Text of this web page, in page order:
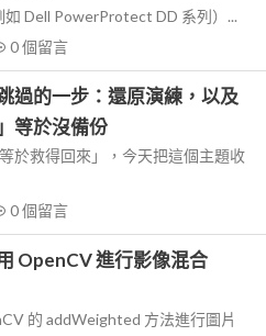
Dell PowerProtect DD 系列）...
0個留言
過的一步：還原演練，以及
等於沒備份
於救得回來」，今天把這個主題收
0個留言
OpenCV 進行影像混合
的 addWeighted 方法進行圖片